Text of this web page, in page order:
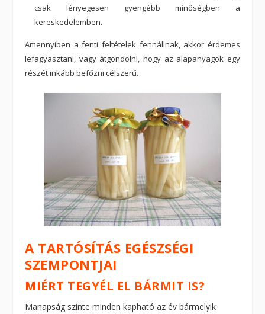
csak lényegesen gyengébb minőségben a
kereskedelemben.
Amennyiben a fenti feltételek fennállnak, akkor érdemes
lefagyasztani, vagy átgondolni, hogy az alapanyagok egy
részét inkább befőzni célszerű.
A TARTÓSÍTÁS EGÉSZSÉGI
SZEMPONTJAI
MIÉRT TEGYÉL EL BÁRMIT IS?
Manapság szinte minden kapható az év bármelyik